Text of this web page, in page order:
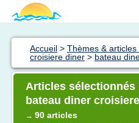
Accueil > Thèmes &
croisiere diner > bateau
Articles sélectionnés
bateau diner croisiere
→ 90 articles